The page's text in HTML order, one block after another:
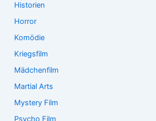
Historien
Horror
Komödie
Kriegsfilm
Mädchenfilm
Martial Arts
Mystery Film
Psycho Film